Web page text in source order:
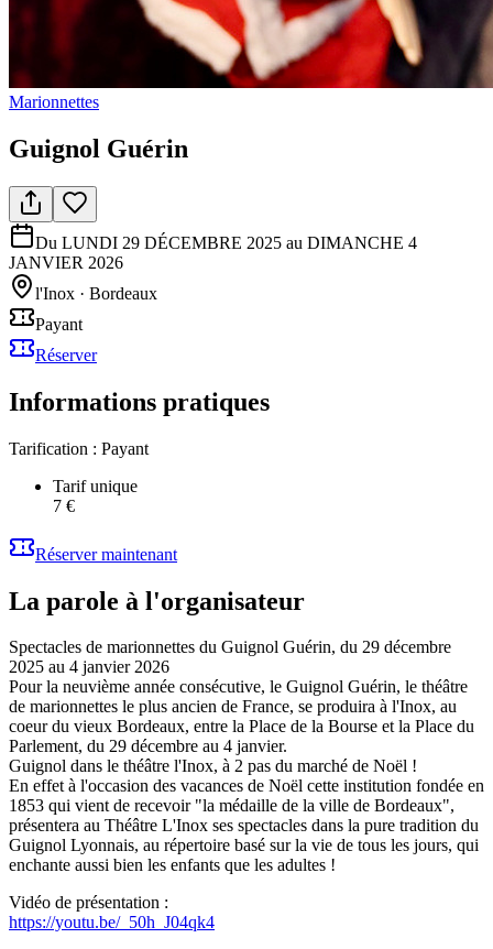
Marionnettes
Guignol Guérin
Du LUNDI 29 DÉCEMBRE 2025 au DIMANCHE 4
JANVIER 2026
l'Inox · Bordeaux
Payant
Réserver
Informations pratiques
Tarification : Payant
Tarif unique
7 €
Réserver maintenant
La parole à l'organisateur
Spectacles de marionnettes du Guignol Guérin, du 29 décembre
2025 au 4 janvier 2026
Pour la neuvième année consécutive, le Guignol Guérin, le théâtre
de marionnettes le plus ancien de France, se produira à l'Inox, au
coeur du vieux Bordeaux, entre la Place de la Bourse et la Place du
Parlement, du 29 décembre au 4 janvier.
Guignol dans le théâtre l'Inox, à 2 pas du marché de Noël !
En effet à l'occasion des vacances de Noël cette institution fondée en
1853 qui vient de recevoir "la médaille de la ville de Bordeaux",
présentera au Théâtre L'Inox ses spectacles dans la pure tradition du
Guignol Lyonnais, au répertoire basé sur la vie de tous les jours, qui
enchante aussi bien les enfants que les adultes !
Vidéo de présentation :
https://youtu.be/_50h_J04qk4